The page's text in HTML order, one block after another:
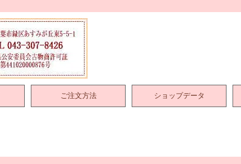
ご注文方法 ショップデータ